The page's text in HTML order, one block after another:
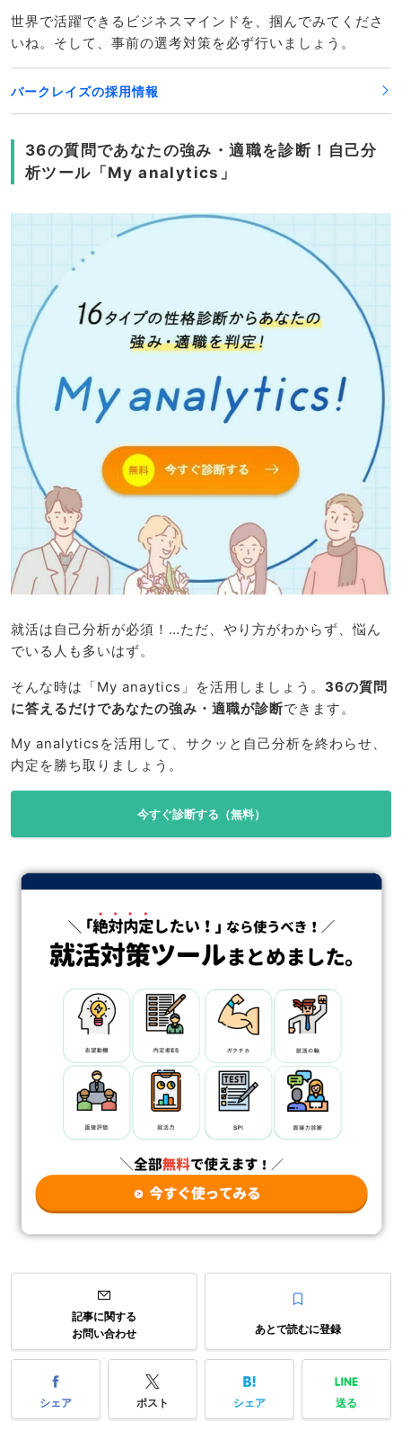
世界で活躍できるビジネスマインドを、掴んでみてくださ
いね。そして、事前の選考対策を必ず行いましょう。
バークレイズの採用情報
36の質問であなたの強み・適職を診断！自己分
析ツール「My analytics」
就活は自己分析が必須！…ただ、やり方がわからず、悩ん
でいる人も多いはず。
そんな時は「My anaytics」を活用しましょう。 36の質問
に答えるだけであなたの強み・適職が診断できます。
My analyticsを活用して、サクッと自己分析を終わらせ、
内定を勝ち取りましょう。
今すぐ診断する（無料）
記事に関する
お問い合わせ
あとで読むに登録
シェア ポスト シェア 送る